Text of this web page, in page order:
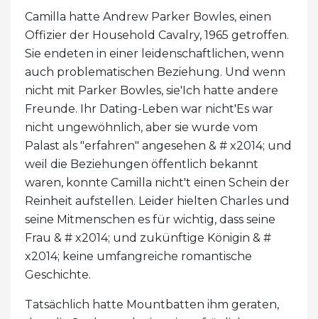
Camilla hatte Andrew Parker Bowles, einen
Offizier der Household Cavalry, 1965 getroffen.
Sie endeten in einer leidenschaftlichen, wenn
auch problematischen Beziehung. Und wenn
nicht mit Parker Bowles, sie'Ich hatte andere
Freunde. Ihr Dating-Leben war nicht'Es war
nicht ungewöhnlich, aber sie wurde vom
Palast als "erfahren" angesehen & # x2014; und
weil die Beziehungen öffentlich bekannt
waren, konnte Camilla nicht't einen Schein der
Reinheit aufstellen. Leider hielten Charles und
seine Mitmenschen es für wichtig, dass seine
Frau & # x2014; und zukünftige Königin & #
x2014; keine umfangreiche romantische
Geschichte.
Tatsächlich hatte Mountbatten ihm geraten,